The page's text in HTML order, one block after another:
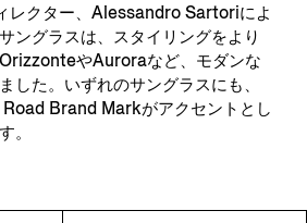
レクター、Alessandro Sartoriによ
ングラスは、スタイリングをより
やAuroraなど、モダンな
した。いずれのサングラスにも、
Brand Markがアクセントとし
。